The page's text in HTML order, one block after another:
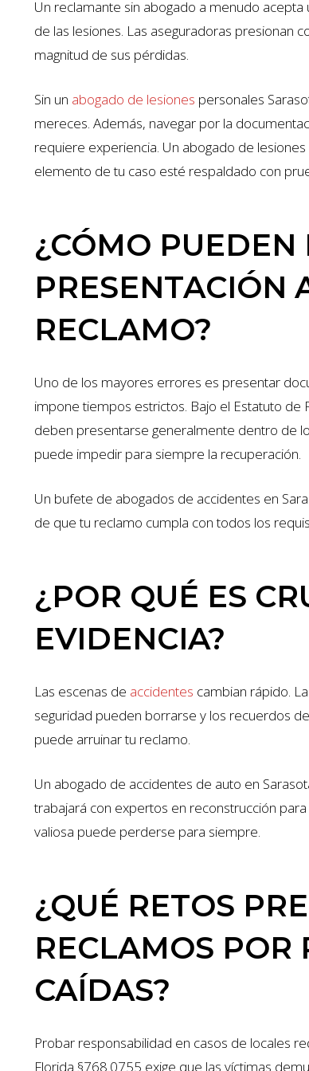
Un reclamante sin abogado a menudo
de las lesiones. Las aseguradoras presionan
magnitud de sus pérdidas.
Sin un abogado de lesiones personales
mereces. Además, navegar por la
requiere experiencia. Un abogado de
elemento de tu caso esté respaldado con
¿CÓMO PUEDEN
PRESENTACIÓN
RECLAMO?
Uno de los mayores errores es presentar
impone tiempos estrictos. Bajo el Estatuto de
deben presentarse generalmente dentro de
puede impedir para siempre la recuperación.
Un bufete de abogados de accidentes en
de que tu reclamo cumpla con todos los
¿POR QUÉ ES
EVIDENCIA?
Las escenas de accidentes cambian rápido.
seguridad pueden borrarse y los recuerdos
puede arruinar tu reclamo.
Un abogado de accidentes de auto en
trabajará con expertos en reconstrucción
valiosa puede perderse para siempre.
¿QUÉ RETOS
RECLAMOS POR
CAÍDAS?
Probar responsabilidad en casos de locales
Florida §768.0755 exige que las víctimas
$1.35
ACCIDENTE